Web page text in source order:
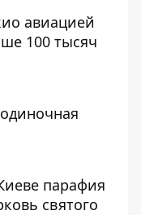
авиацией
100 тысяч
парафия
святого